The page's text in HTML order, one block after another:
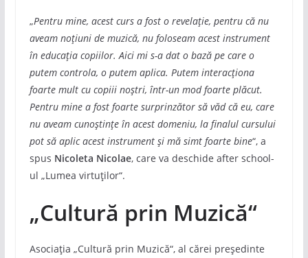
„Pentru mine, acest curs a fost o revelație, pentru că nu
aveam noțiuni de muzică, nu foloseam acest instrument
în educația copiilor. Aici mi s-a dat o bază pe care o
putem controla, o putem aplica. Putem interacționa
foarte mult cu copiii noștri, într-un mod foarte plăcut.
Pentru mine a fost foarte surprinzător să văd că eu, care
nu aveam cunoștințe în acest domeniu, la finalul cursului
pot să aplic acest instrument și mă simt foarte bine“, a
spus Nicoleta Nicolae, care va deschide after school-
ul „Lumea virtuților“.
„Cultură prin Muzică“
Asociația „Cultură prin Muzică“, al cărei președinte